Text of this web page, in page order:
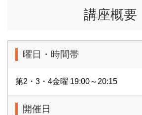
講座概要
曜日・時間帯
第2・3・4金曜 19:00～20:15
開催日